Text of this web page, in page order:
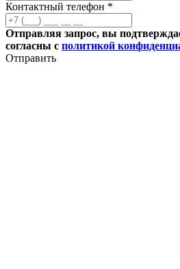
Контактный телефон *
Отправляя запрос, вы
согласны с политикой
Отправить